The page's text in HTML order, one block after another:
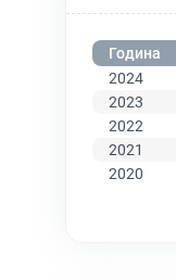
Година
2024
2023
2022
2021
2020